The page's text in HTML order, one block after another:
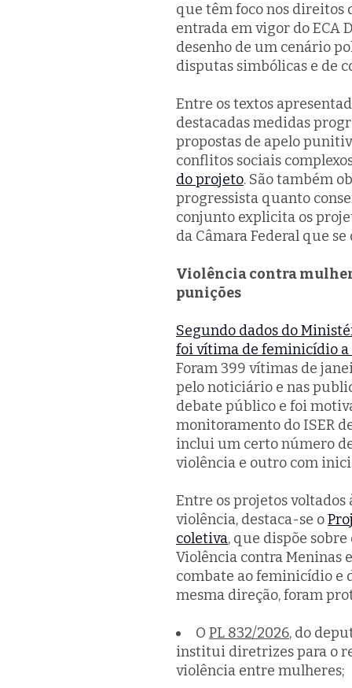
que têm foco nos direitos
entrada em vigor do
desenho de um cenário
disputas simbólicas e de
Entre os textos
destacadas medidas
propostas de apelo
conflitos sociais
do projeto. São também
progressista quanto
conjunto explicita os
da Câmara Federal que
Violência contra
punições
Segundo dados do
foi vítima de feminicídio a
Foram 399 vítimas de
pelo noticiário e nas
debate público e foi
monitoramento do ISER
inclui um certo número
violência e outro com
Entre os projetos
violência, destaca-se o
coletiva, que dispõe
Violência contra Meninas
combate ao feminicídio e
mesma direção, foram
O PL 832/2026, do
institui diretrizes para o
violência entre mulheres;